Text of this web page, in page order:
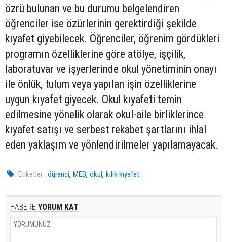
özrü bulunan ve bu durumu belgelendiren
öğrenciler ise özürlerinin gerektirdiği şekilde
kıyafet giyebilecek. Öğrenciler, öğrenim gördükleri
programın özelliklerine göre atölye, işçilik,
laboratuvar ve işyerlerinde okul yönetiminin onayı
ile önlük, tulum veya yapılan işin özelliklerine
uygun kıyafet giyecek. Okul kıyafeti temin
edilmesine yönelik olarak okul-aile birliklerince
kıyafet satışı ve serbest rekabet şartlarını ihlal
eden yaklaşım ve yönlendirilmeler yapılamayacak.
Etiketler : öğrenci,MEB,okul,kılık kıyafet
HABERE YORUM KAT